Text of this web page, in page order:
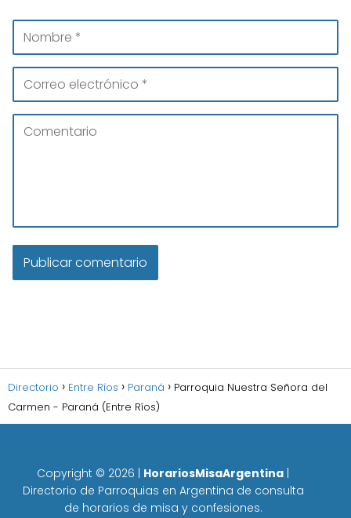
Directorio Entre Ríos Paraná
Parroquia Nuestra Señora del
Carmen - Paraná (Entre Ríos)
Copyright © 2026 HorariosMisaArgentina
Directorio de Parroquias en Argentina de consulta
de horarios de misa y confesiones.